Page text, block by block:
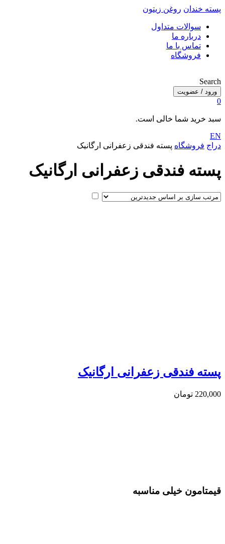
پسته خندان روغن زیتون
سوالات متداول
درباره ما
تماس با ما
فروشگاه
Search
ورود / عضویت
0
سبد خرید شما خالی است.
EN
دراج فروشگاه پسته فندقی زعفرانی ارگانیک
پسته فندقی زعفرانی ارگانیک
پسته فندقی زعفرانی ارگانیک
220,000 تومان
قیمتامون خیلی مناسبه